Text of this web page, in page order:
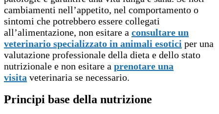
cambiamenti nell’appetito, nel comportamento o
sintomi che potrebbero essere collegati
all’alimentazione, non esitare a consultare un
veterinario specializzato in animali esotici per una
valutazione professionale della dieta e dello stato
nutrizionale e non esitare a prenotare una
visita veterinaria se necessario.
Principi base della nutrizione